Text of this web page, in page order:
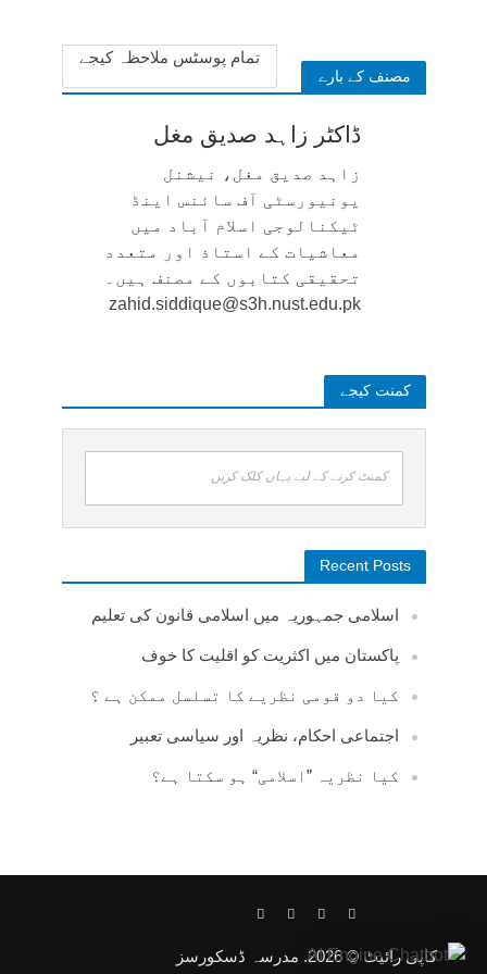
مصنف کے بارے
تمام پوسٹس ملاحظہ کیجے
ڈاکٹر زاہد صدیق مغل
زاہد صدیق مغل، نیشنل
یونیورسٹی آف سائنس اینڈ
ٹیکنالوجی اسلام آباد میں
معاشیات کے استاذ اور متعدد
تحقیقی کتابوں کے مصنف ہیں۔
zahid.siddique@s3h.nust.edu.pk
کمنت کیجے
کمنٹ کرنے کے لیے یہاں کلک کریں
Recent Posts
اسلامی جمہوریہ میں اسلامی قانون کی تعلیم
پاکستان میں اکثریت کو اقلیت کا خوف
کیا دو قومی نظریے کا تسلسل ممکن ہے ؟
اجتماعی احکام، نظریہ اور سیاسی تعبیر
کیا نظریہ ”اسلامی“ ہو سکتا ہے؟
کاپی رائیٹ © 2026. مدرسہ ڈسکورسز